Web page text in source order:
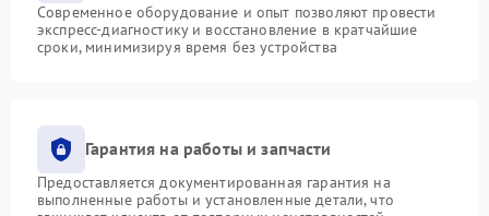
Современное оборудование и опыт позволяют провести
экспресс-диагностику и восстановление в кратчайшие
сроки, минимизируя время без устройства
Гарантия на работы и запчасти
Предоставляется документированная гарантия на
выполненные работы и установленные детали, что